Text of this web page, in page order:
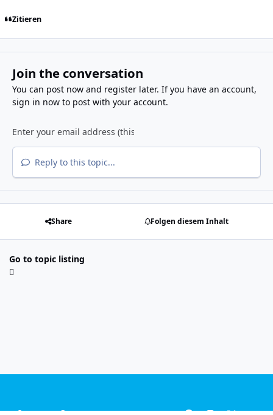
Zitieren
Join the conversation
You can post now and register later. If you have an account,
sign in nowto post with your account.
Reply to this topic...
Share Folgen diesem Inhalt
Go to topic listing
Light ModeDark ModeSystem Preference f i x y